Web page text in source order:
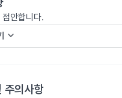
안합니다.
keyboard_arrow_down
주의사항